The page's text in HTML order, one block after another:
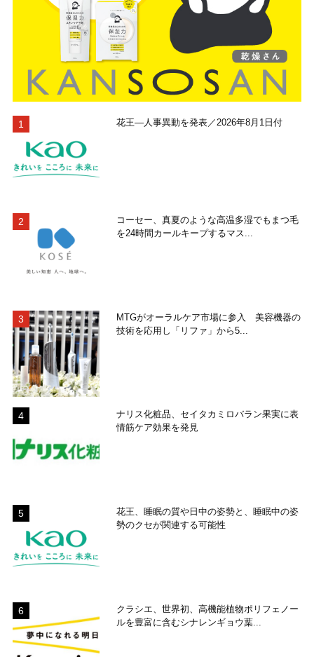
花王―人事異動を発表／2026年8月1日付
コーセー、真夏のような高温多湿でもまつ毛
を24時間カールキープするマス...
MTGがオーラルケア市場に参入 美容機器の
技術を応用し「リファ」から5...
ナリス化粧品、セイタカミロバラン果実に表
情筋ケア効果を発見
花王、睡眠の質や日中の姿勢と、睡眠中の姿
勢のクセが関連する可能性
クラシエ、世界初、高機能植物ポリフェノー
ルを豊富に含むシナレンギョウ葉...